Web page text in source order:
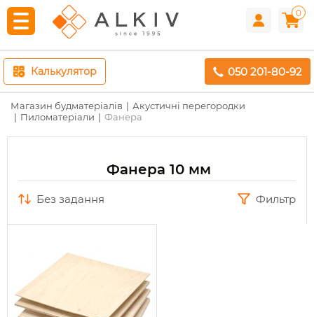
0
Калькулятор 050 201-80-92
Магазин будматеріалів
Акустичні перегородки
Пиломатеріали
Фанера
Фанера 10 мм
без задання Фильтр